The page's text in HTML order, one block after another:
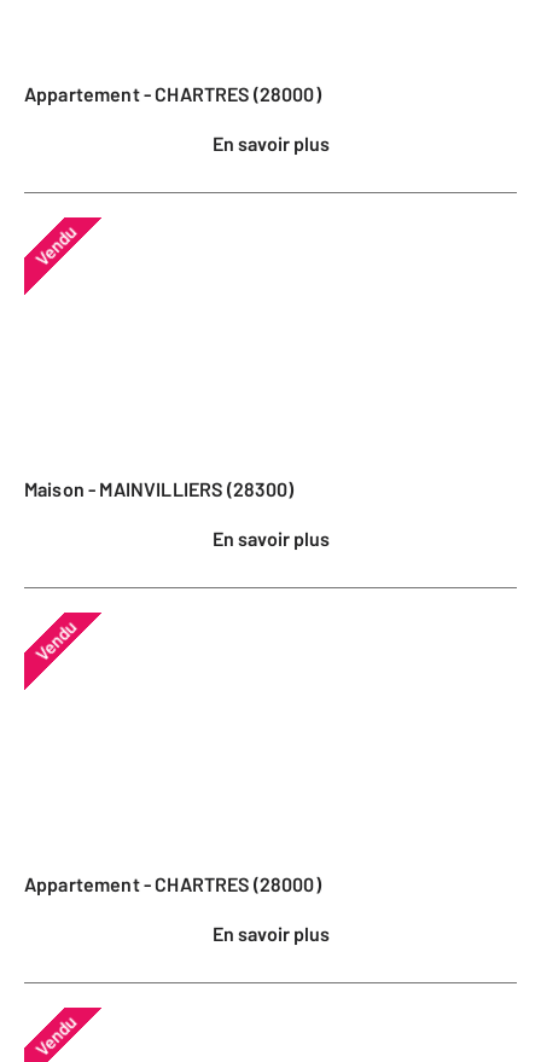
Appartement - CHARTRES (28000)
En savoir plus
Vendu
Maison - MAINVILLIERS (28300)
En savoir plus
Vendu
Appartement - CHARTRES (28000)
En savoir plus
Vendu